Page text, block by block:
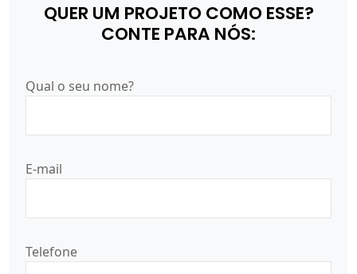
QUER UM PROJETO COMO ESSE?
CONTE PARA NÓS:
Qual o seu nome?
E-mail
Telefone